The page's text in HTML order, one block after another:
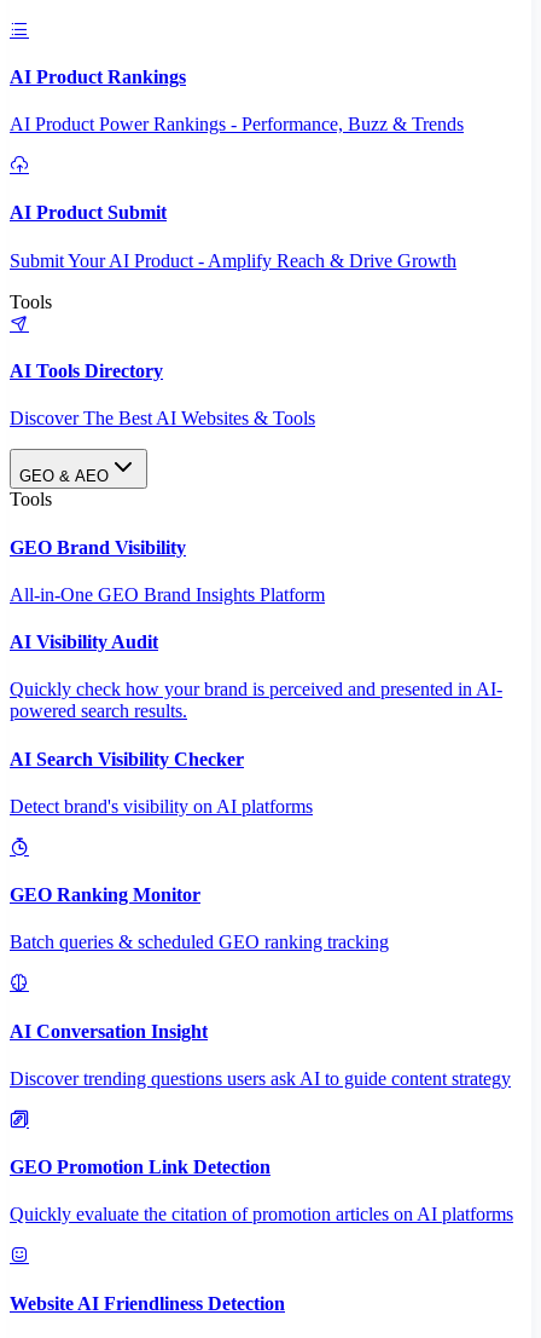
AI Product Rankings
AI Product Power Rankings - Performance, Buzz & Trends
AI Product Submit
Submit Your AI Product - Amplify Reach & Drive Growth
Tools
AI Tools Directory
Discover The Best AI Websites & Tools
GEO & AEO
Tools
GEO Brand Visibility
All-in-One GEO Brand Insights Platform
AI Visibility Audit
Quickly check how your brand is perceived and presented in AI-
powered search results.
AI Search Visibility Checker
Detect brand's visibility on AI platforms
GEO Ranking Monitor
Batch queries & scheduled GEO ranking tracking
AI Conversation Insight
Discover trending questions users ask AI to guide content strategy
GEO Promotion Link Detection
Quickly evaluate the citation of promotion articles on AI platforms
Website AI Friendliness Detection